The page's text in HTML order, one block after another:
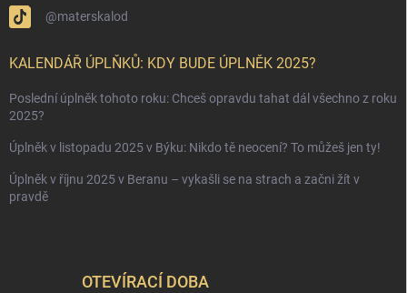
@materskalod
KALENDÁŘ ÚPLŇKŮ: KDY BUDE ÚPLNĚK 2025?
Poslední úplněk tohoto roku: Chceš opravdu tahat dál všechno z roku
2025?
Úplněk v listopadu 2025 v Býku: Nikdo tě neocení? To můžeš jen ty!
Úplněk v říjnu 2025 v Beranu – vykašli se na strach a začni žít v
pravdě
OTEVÍRACÍ DOBA